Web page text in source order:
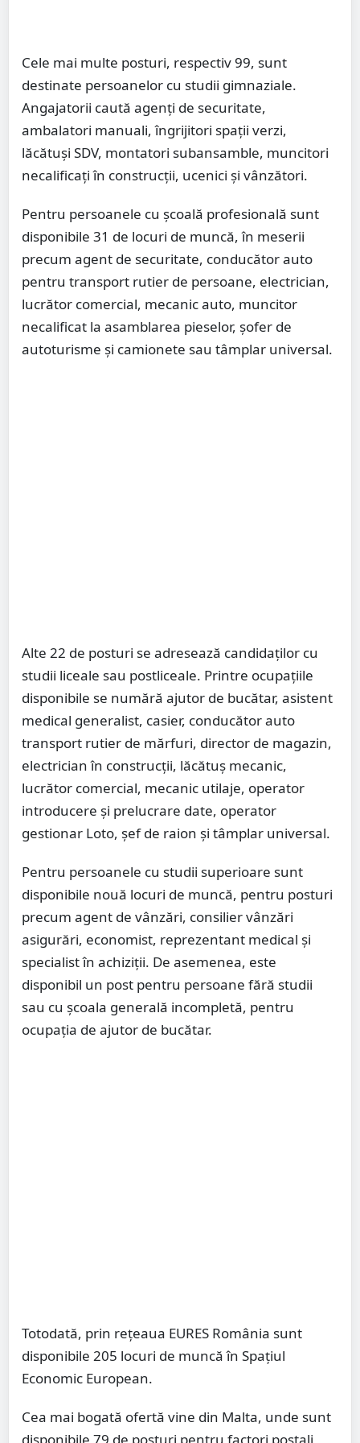
Cele mai multe posturi, respectiv 99, sunt
destinate persoanelor cu studii gimnaziale.
Angajatorii caută agenți de securitate,
ambalatori manuali, îngrijitori spații verzi,
lăcătuși SDV, montatori subansamble, muncitori
necalificați în construcții, ucenici și vânzători.
Pentru persoanele cu școală profesională sunt
disponibile 31 de locuri de muncă, în meserii
precum agent de securitate, conducător auto
pentru transport rutier de persoane, electrician,
lucrător comercial, mecanic auto, muncitor
necalificat la asamblarea pieselor, șofer de
autoturisme și camionete sau tâmplar universal.
Alte 22 de posturi se adresează candidaților cu
studii liceale sau postliceale. Printre ocupațiile
disponibile se numără ajutor de bucătar, asistent
medical generalist, casier, conducător auto
transport rutier de mărfuri, director de magazin,
electrician în construcții, lăcătuș mecanic,
lucrător comercial, mecanic utilaje, operator
introducere și prelucrare date, operator
gestionar Loto, șef de raion și tâmplar universal.
Pentru persoanele cu studii superioare sunt
disponibile nouă locuri de muncă, pentru posturi
precum agent de vânzări, consilier vânzări
asigurări, economist, reprezentant medical și
specialist în achiziții. De asemenea, este
disponibil un post pentru persoane fără studii
sau cu școala generală incompletă, pentru
ocupația de ajutor de bucătar.
Totodată, prin rețeaua EURES România sunt
disponibile 205 locuri de muncă în Spațiul
Economic European.
Cea mai bogată ofertă vine din Malta, unde sunt